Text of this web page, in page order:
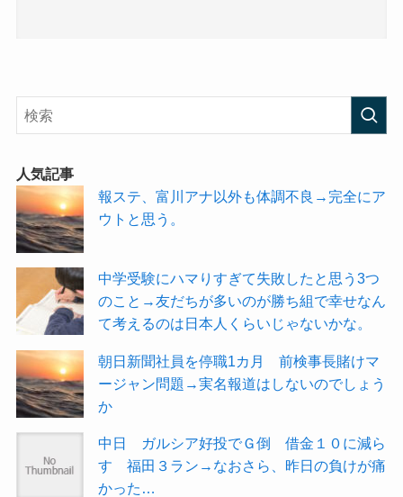
人気記事
報ステ、富川アナ以外も体調不良→完全にア
ウトと思う。
中学受験にハマりすぎて失敗したと思う3つ
のこと→友だちが多いのが勝ち組で幸せなん
て考えるのは日本人くらいじゃないかな。
朝日新聞社員を停職1カ月 前検事長賭けマ
ージャン問題→実名報道はしないのでしょう
か
中日 ガルシア好投でＧ倒 借金１０に減ら
す 福田３ラン→なおさら、昨日の負けが痛
かった…